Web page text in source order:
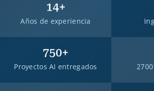
14+
Años de experiencia
750+
Proyectos AI entregados